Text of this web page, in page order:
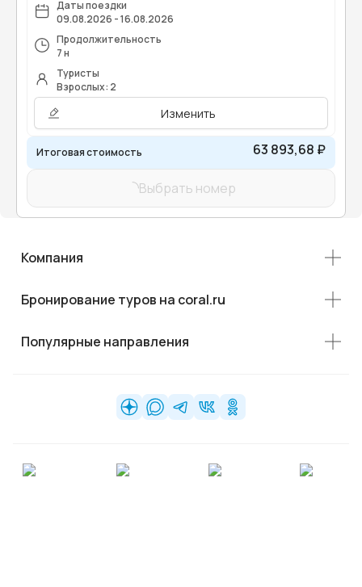
Даты поездки
09.08.2026 - 16.08.2026
Продолжительность
7 н
Туристы
Взрослых: 2
Изменить
Итоговая стоимость 63 893,68 ₽
Выбрать номер
Компания
Бронирование туров на coral.ru
Популярные направления